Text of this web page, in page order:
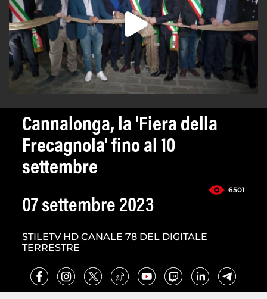
Cannalonga, la 'Fiera della
Frecagnola' fino al 10
settembre
6501
07 settembre 2023
STILETV HD CANALE 78 DEL DIGITALE
TERRESTRE